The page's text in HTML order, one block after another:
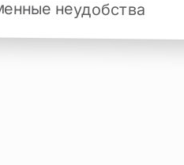
неудобства